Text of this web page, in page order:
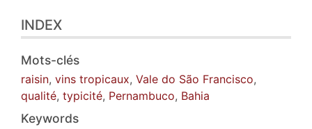
INDEX
Mots-clés
raisin, vins tropicaux, Vale do São Francisco,
qualité, typicité, Pernambuco, Bahia
Keywords